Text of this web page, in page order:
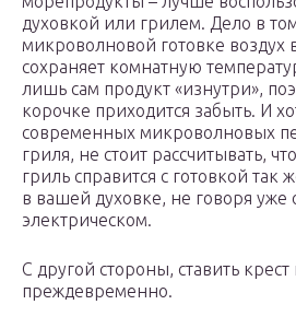
духовкой или грилем. Дело в
микроволновой готовке воздух
сохраняет комнатную
лишь сам продукт «изнутри»,
корочке приходится забыть. И
современных микроволновых
гриля, не стоит рассчитывать,
гриль справится с готовкой так
в вашей духовке, не говоря уже
электрическом.
С другой стороны, ставить
преждевременно.